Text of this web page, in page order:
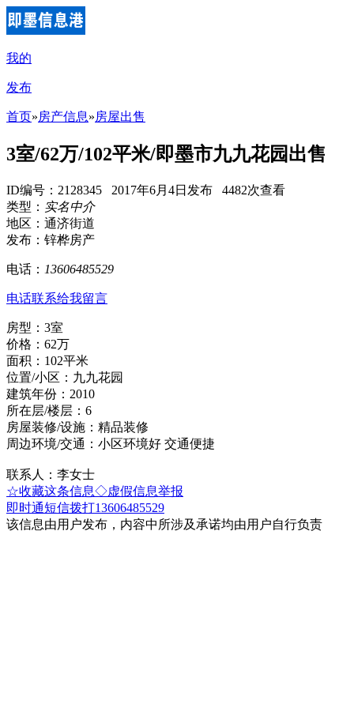
我的
发布
首页»房产信息»房屋出售
3室/62万/102平米/即墨市九九花园出售
ID编号：2128345 2017年6月4日发布 4482次查看
类型： 实名中介
地区：通济街道
发布：锌桦房产
电话： 13606485529
电话联系给我留言
房型：3室
价格：62万
面积：102平米
位置/小区：九九花园
建筑年份：2010
所在层/楼层：6
房屋装修/设施：精品装修
周边环境/交通：小区环境好 交通便捷
联系人：李女士
☆收藏这条信息◇虚假信息举报
即时通短信拨打13606485529
该信息由用户发布，内容中所涉及承诺均由用户自行负责